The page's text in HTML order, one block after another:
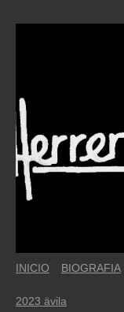
INICIO BIOGRAFIA
2023 ävila